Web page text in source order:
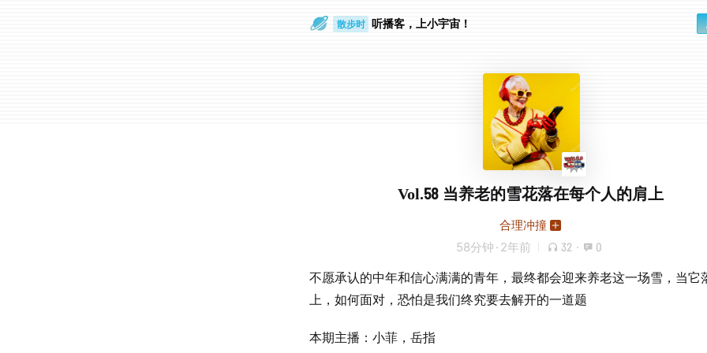
散步时 听播客，上小宇宙！
Vol.58 当养老的雪花落在每个人的肩上
合理冲撞
58分钟 · 2年前 32 · 0
不愿承认的中年和信心满满的青年，最终都会迎来养老这一场雪，当它
上，如何面对，恐怕是我们终究要去解开的一道题
本期主播：小菲，岳指